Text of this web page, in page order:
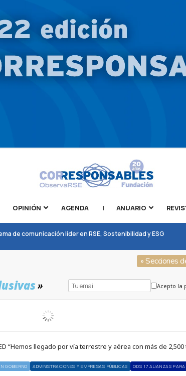
OPINIÓN AGENDA | ANUARIO
de comunicación líder en RSE, Sostenibilidad y ESG
» Secciones
» Acepto la
“Hemos llegado por vía terrestre y aérea con más de
GOBIERNO ADMINISTRACIONES Y EMPRESAS PÚBLICAS ODS 17 ALIANZAS